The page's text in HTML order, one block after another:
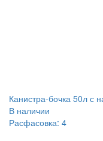
Канистра-бочка 50л с
В наличии
Расфасовка: 4